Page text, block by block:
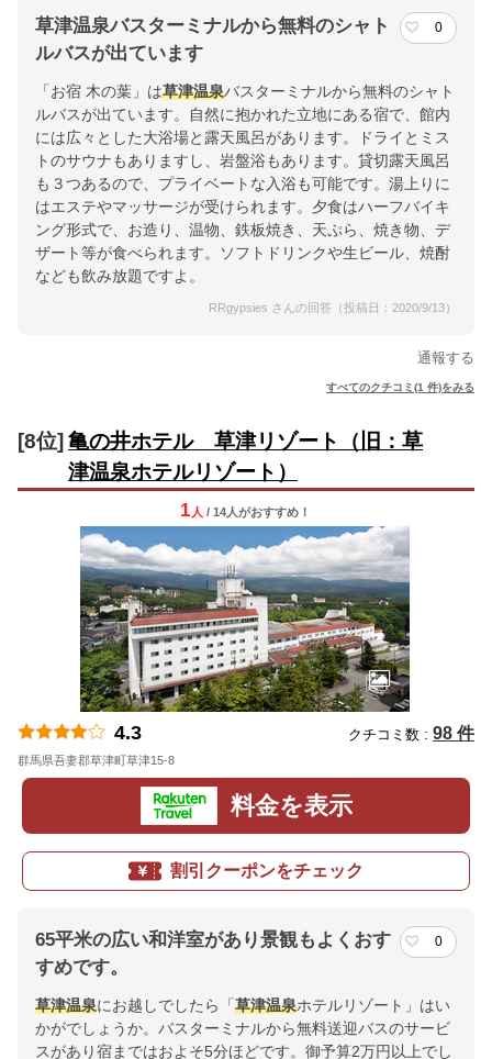
草津温泉バスターミナルから無料のシャト
ルバスが出ています
0
「お宿 木の葉」は草津温泉バスターミナルから無料のシャト
ルバスが出ています。自然に抱かれた立地にある宿で、館内
には広々とした大浴場と露天風呂があります。ドライとミス
トのサウナもありますし、岩盤浴もあります。貸切露天風呂
も３つあるので、プライベートな入浴も可能です。湯上りに
はエステやマッサージが受けられます。夕食はハーフバイキ
ング形式で、お造り、温物、鉄板焼き、天ぷら、焼き物、デ
ザート等が食べられます。ソフトドリンクや生ビール、焼酎
なども飲み放題ですよ。
RRgypsies さんの回答（投稿日：2020/9/13）
通報する
すべてのクチコミ(1 件)をみる
[8位] 亀の井ホテル 草津リゾート（旧：草
津温泉ホテルリゾート）
1 人 / 14人がおすすめ！
4.3 クチコミ数 : 98 件
群馬県吾妻郡草津町草津15-8
料金を表示
割引クーポンをチェック
65平米の広い和洋室があり景観もよくおす
すめです。
0
草津温泉にお越しでしたら「 草津温泉ホテルリゾート」はい
かがでしょうか。バスターミナルから無料送迎バスのサービ
スがあり宿まではおよそ5分ほどです。御予算2万円以上でし